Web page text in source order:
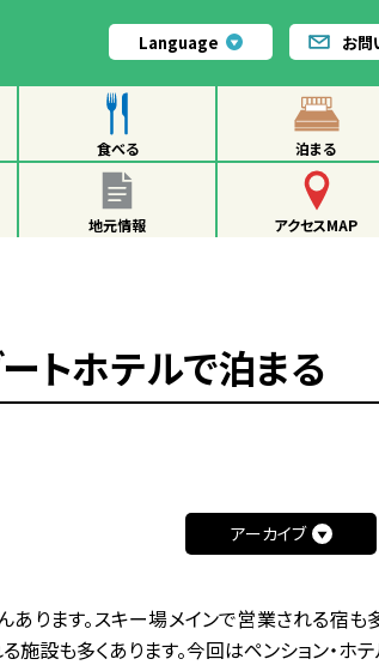
Language お問
食べる 泊まる
地元情報 アクセスMAP
トホテルで泊まる
アーカイブ
ります。スキー場メインで営業される宿も
も多くあります。今回はペンション・ホ